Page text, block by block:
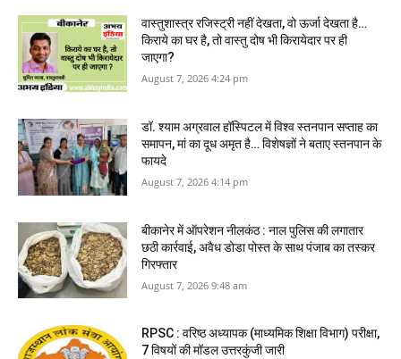
वास्‍तुशास्‍त्र रजिस्‍ट्री नहीं देखता, वो ऊर्जा देखता है…
किराये का घर है, तो वास्तु दोष भी किरायेदार पर ही
जाएगा?
August 7, 2026 4:24 pm
डॉ. श्याम अग्रवाल हॉस्पिटल में विश्व स्तनपान सप्ताह का
समापन, मां का दूध अमृत है… विशेषज्ञों ने बताए स्तनपान के
फायदे
August 7, 2026 4:14 pm
बीकानेर में ऑपरेशन नीलकंठ : नाल पुलिस की लगातार
छठी कार्रवाई, अवैध डोडा पोस्त के साथ पंजाब का तस्कर
गिरफ्तार
August 7, 2026 9:48 am
RPSC : वरिष्ठ अध्यापक (माध्यमिक शिक्षा विभाग) परीक्षा,
7 विषयों की मॉडल उत्तरकुंजी जारी